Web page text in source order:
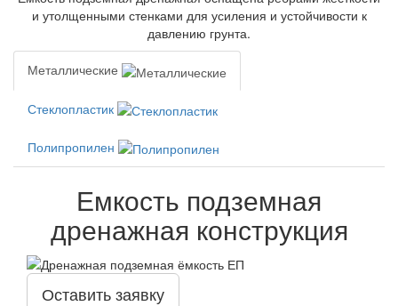
и утолщенными стенками для усиления и устойчивости к
давлению грунта.
Металлические
Стеклопластик
Полипропилен
Емкость подземная
дренажная конструкция
Оставить заявку